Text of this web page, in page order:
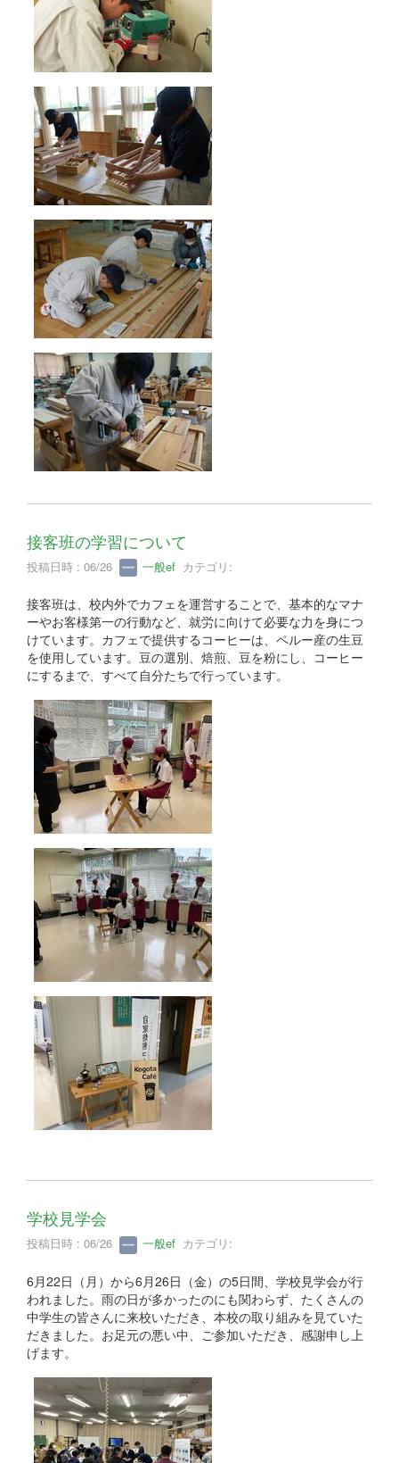
接客班の学習について
投稿日時 : 06/26 一般ef カテゴリ:
接客班は、校内外でカフェを運営することで、基本的なマナ
ーやお客様第一の行動など、就労に向けて必要な力を身につ
けています。カフェで提供するコーヒーは、ペルー産の生豆
を使用しています。豆の選別、焙煎、豆を粉にし、コーヒー
にするまで、すべて自分たちで行っています。
学校見学会
投稿日時 : 06/26 一般ef カテゴリ:
6月22日（月）から6月26日（金）の5日間、学校見学会が行
われました。雨の日が多かったのにも関わらず、たくさんの
中学生の皆さんに来校いただき、本校の取り組みを見ていた
だきました。お足元の悪い中、ご参加いただき、感謝申し上
げます。